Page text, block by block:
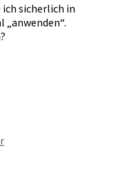
ich sicherlich in